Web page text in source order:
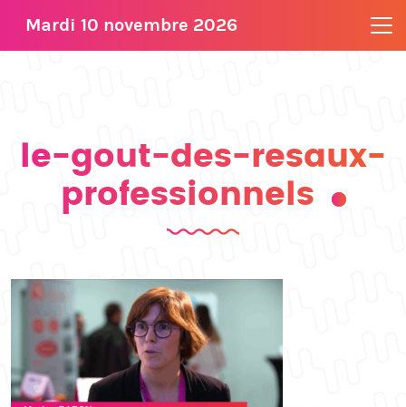
Mardi 10 novembre 2026
le-gout-des-resaux-
professionnels